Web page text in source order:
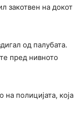
закотвен на докот
од палубата.
пред нивното
полицијата, која